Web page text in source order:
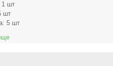
1 шт
шт
: 5 шт